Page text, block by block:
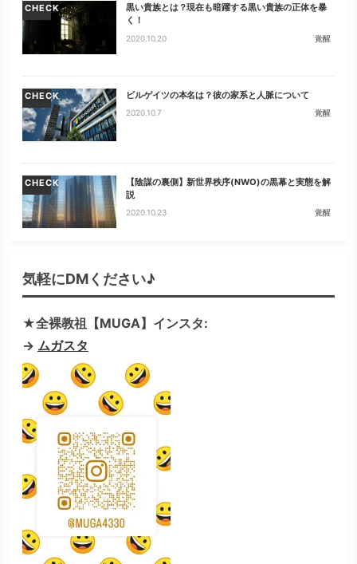
CHECK
黒い貴族とは？現在も暗躍する黒い貴族の正体を暴
く！
2020.10.20 覚醒
CHECK ビルゲイツの本名は？彼の家系と人脈について
2020.10.7 覚醒
CHECK
【陰謀の裏側】新世界秩序(NWO)の黒幕と実態を解
説
2020.10.23 覚醒
気軽にDMください♪
★全裸教祖【MUGA】インスタ:
→ ムガスタ